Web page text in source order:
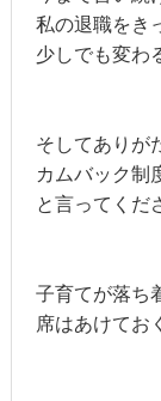
私の退職をき
少しでも変わ
そしてありが
カムバック制
と言ってくだ
子育てが落ち
席はあけてお